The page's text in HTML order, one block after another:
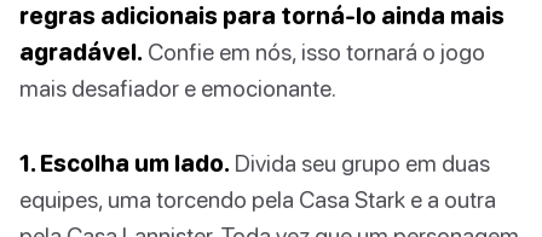
regras adicionais para torná-lo ainda mais
agradável. Confie em nós, isso tornará o jogo
mais desafiador e emocionante.
1. Escolha um lado. Divida seu grupo em duas
equipes, uma torcendo pela Casa Stark e a outra